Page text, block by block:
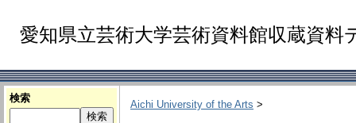
愛知県立芸術大学芸術資料館収蔵資料
検索
Aichi University of the Arts >